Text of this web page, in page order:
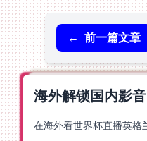
← 前一篇文章
海外解锁国内影音